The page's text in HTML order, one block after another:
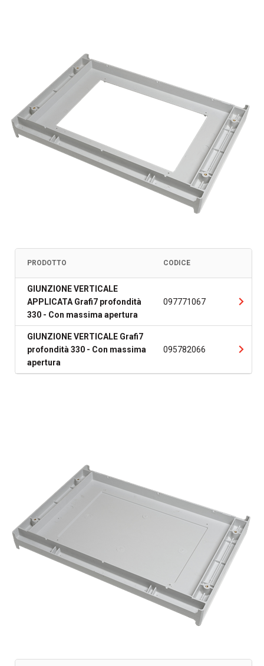
PRODOTTO CODICE
GIUNZIONE VERTICALE
APPLICATA Grafi7 profondità
330 - Con massima apertura
097771067
GIUNZIONE VERTICALE Grafi7
profondità 330 - Con massima
apertura
095782066